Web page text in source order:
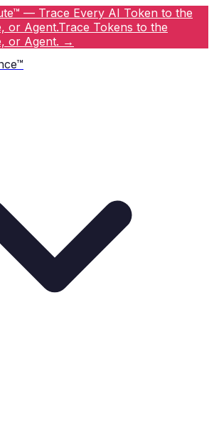
— Trace Every AI Token to the
or Agent.Trace Tokens to the
or Agent. →